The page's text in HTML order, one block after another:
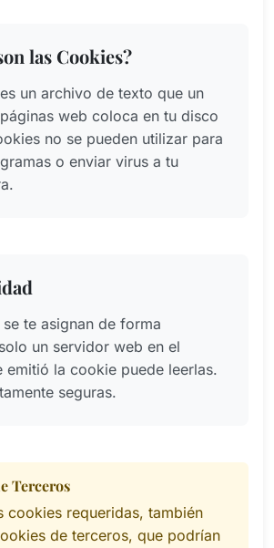
las Cookies?
un archivo de texto que un
web coloca en tu disco
no se pueden utilizar para
o enviar virus a tu
te asignan de forma
un servidor web en el
emitió la cookie puede leerlas.
seguras.
Terceros
cookies requeridas, también
de terceros, que podrían